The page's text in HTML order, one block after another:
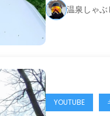
温泉しゃぶ
YOUTUBE